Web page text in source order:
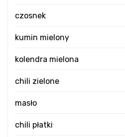
czosnek
kumin mielony
kolendra mielona
chili zielone
masło
chili płatki